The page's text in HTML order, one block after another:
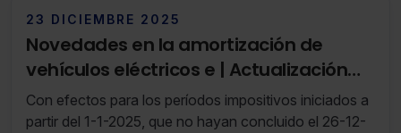
23 DICIEMBRE 2025
Novedades en la amortización de
vehículos eléctricos e | Actualización
diciembre 2025
Con efectos para los períodos impositivos iniciados a
partir del 1-1-2025, que no hayan concluido el 26-12-